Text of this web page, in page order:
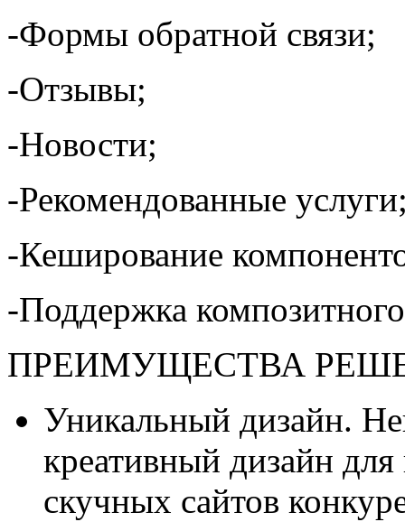
-Формы обратной связи;
-Отзывы;
-Новости;
-Рекомендованные
-Кеширование
-Поддержка
ПРЕИМУЩЕСТВА
Уникальный дизайн.
креативный дизайн
скучных сайтов